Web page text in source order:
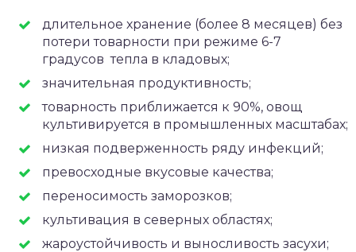
длительное хранение (более 8 месяцев) без
потери товарности при режиме 6-7
градусов тепла в кладовых;
значительная продуктивность;
товарность приближается к 90%, овощ
культивируется в промышленных масштабах;
низкая подверженность ряду инфекций;
превосходные вкусовые качества;
переносимость заморозков;
культивация в северных областях;
жароустойчивость и выносливость засухи;